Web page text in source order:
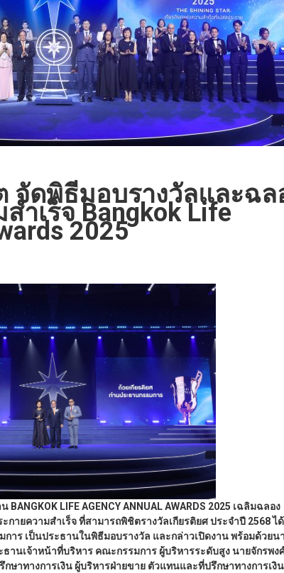
จัดพิธีมอบรางวัลและฉล
ำเร็จ Bangkok Life
2025
น BANGKOK LIFE AGENCY ANNUAL AWARDS 2025 เฉลิมฉลอง
ายความสำเร็จ ที่สามารถพิชิตรางวัลเกียรติยศ ประจำปี 2568 ไ
การ เป็นประธานในพิธีมอบรางวัล และกล่าวเปิดงาน พร้อมด้วยน
นเจ้าหน้าที่บริหาร คณะกรรมการ ผู้บริหารระดับสูง นายจักรพง
าทางการเงิน ผู้บริหารฝ่ายขาย ตัวแทนและที่ปรึกษาทางการเงิ